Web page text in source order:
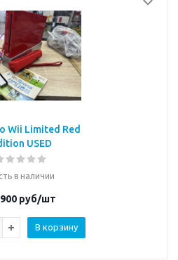
Wii Limited Red
USED
в наличии
руб/шт
В корзину